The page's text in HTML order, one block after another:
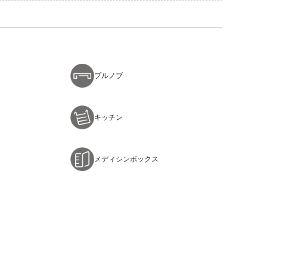
プルノブ
キッチン
メディシンボックス